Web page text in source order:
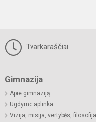
Tvarkaraščiai
Gimnazija
Apie gimnaziją
Ugdymo aplinka
Vizija, misija, vertybės, filosofija